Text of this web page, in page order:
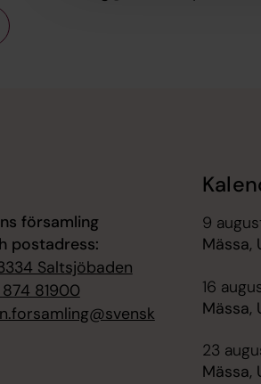
församling
postadress:
Saltsjöbaden
81900
9
Mässa,
16
Mässa,
23
Mässa,